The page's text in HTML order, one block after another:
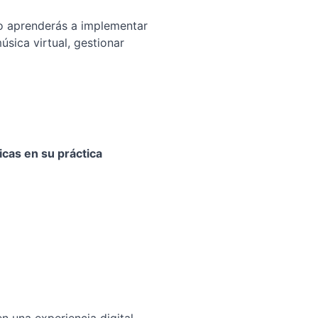
aprenderás a implementar
virtual, gestionar
en su práctica